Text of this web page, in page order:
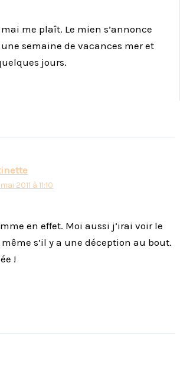
me plaît. Le mien s’annonce
semaine de vacances mer et
jours.
2011 à 11:10
en effet. Moi aussi j’irai voir le
même s’il y a une déception au bout.
!